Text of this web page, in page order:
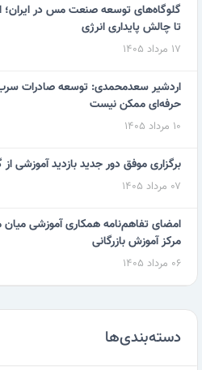
گلوگاه‌های توسعه صنعت مس در ایران؛
تا چالش پایداری انرژی
۱۷ مرداد ۱۴۰۵
اردشیر سعدمحمدی: توسعه صادرات
حرفه‌ای ممکن نیست
۱۰ مرداد ۱۴۰۵
برگزاری موفق دور جدید بازدید آموزشی
۰۷ مرداد ۱۴۰۵
امضای تفاهم‌نامه همکاری آموزشی میان
مرکز آموزش بازرگانی
۰۶ مرداد ۱۴۰۵
دسته‌بندی‌ها